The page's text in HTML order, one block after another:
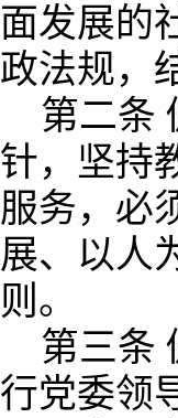
面发展的
政法规，
第二条
针，坚持
服务，必
展、以人
则。
第三条
行党委领